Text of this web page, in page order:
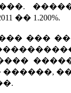
1.200%.
���